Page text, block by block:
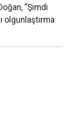
“Şimdi
olgunlaştırma